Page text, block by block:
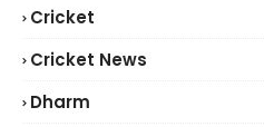
Cricket
Cricket News
Dharm